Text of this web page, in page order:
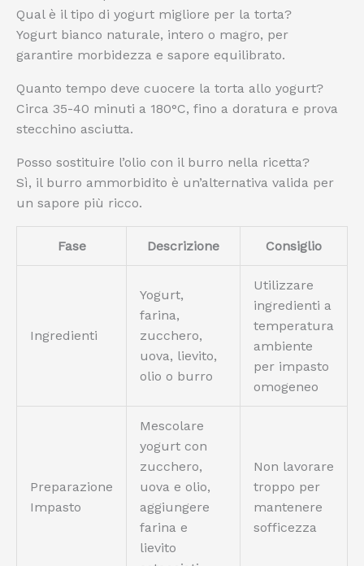
Qual è il tipo di yogurt migliore per la torta?
Yogurt bianco naturale, intero o magro, per
garantire morbidezza e sapore equilibrato.
Quanto tempo deve cuocere la torta allo yogurt?
Circa 35-40 minuti a 180°C, fino a doratura e prova
stecchino asciutta.
Posso sostituire l’olio con il burro nella ricetta?
Sì, il burro ammorbidito è un’alternativa valida per
un sapore più ricco.
Fase Descrizione Consiglio
Ingredienti
Yogurt,
farina,
zucchero,
uova, lievito,
olio o burro
Utilizzare
ingredienti a
temperatura
ambiente
per impasto
omogeneo
Preparazione
Impasto
Mescolare
yogurt con
zucchero,
uova e olio,
aggiungere
farina e
lievito
Non lavorare
troppo per
mantenere
sofficezza